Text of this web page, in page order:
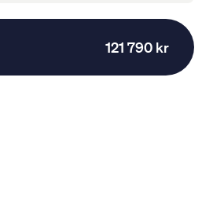
121 790 kr